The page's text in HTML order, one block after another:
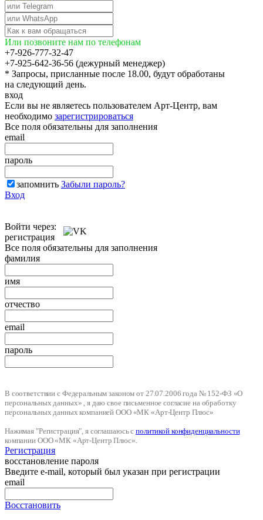
Или позвоните нам по телефонам
+7-926-777-32-47
+7-925-642-36-56 (дежурный менеджер)
* Запросы, присланные после 18.00, будут обработаны
на следующий день.
вход
Если вы не являетесь пользователем Арт-Центр, вам
необходимо зарегистрироваться
Все поля обязательны для заполнения
email
пароль
запомнить Забыли пароль?
Вход
Войти через:
регистрация
Все поля обязательны для заполнения
фамилия
имя
отчество
email
пароль
В соответствии с Федеральным законом от 27.07.2006 года № 152-ФЗ «О
персональных данных» , я даю свое письменное согласие на обработку
персональных данных компанией ООО «МК «Арт-Центр Плюс»
Нажимая "Регистрация", я соглашаюсь сполитикой конфиденциальности
компании ООО «МК «Арт-Центр Плюс».
Регистрация
восстановление пароля
Введите e-mail, который был указан при регистрации
email
Восстановить